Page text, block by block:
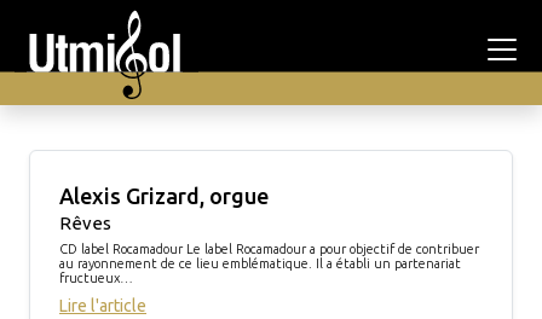
Alexis Grizard, orgue
Rêves
CD label Rocamadour Le label Rocamadour a pour objectif de contribuer
au rayonnement de ce lieu emblématique. Il a établi un partenariat
fructueux…
Lire l'article